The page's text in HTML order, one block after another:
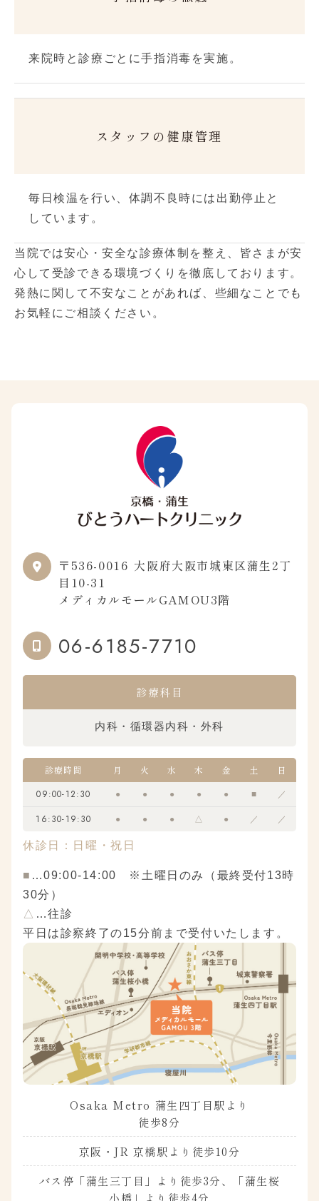
来院時と診療ごとに手指消毒を実施。
スタッフの健康管理
毎日検温を行い、体調不良時には出勤停止と
しています。
当院では安心・安全な診療体制を整え、皆さまが安
心して受診できる環境づくりを徹底しております。
発熱に関して不安なことがあれば、些細なことでも
お気軽にご相談ください。
〒536-0016 大阪府大阪市城東区蒲生2丁
目10-31
メディカルモールGAMOU3階
06-6185-7710
診療科目
内科・循環器内科・外科
診療時間 月 火 水 木 金 土 日
09:00-12:30 ● ● ● ● ● ■ ／
16:30-19:30 ● ● ● △ ● ／ ／
休診日：日曜・祝日
■ …09:00-14:00 ※土曜日のみ（最終受付13時
30分）
△ …往診
平日は診察終了の15分前まで受付いたします。
Osaka Metro 蒲生四丁目駅より
徒歩8分
京阪・JR 京橋駅より徒歩10分
バス停「蒲生三丁目」より徒歩3分、「蒲生桜
小橋」より徒歩4分